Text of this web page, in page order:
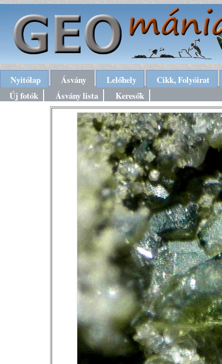
Nyitólap Ásvány Lelőhely
Cikk, Folyóirat
Új fotók
Ásvány lista Keresők